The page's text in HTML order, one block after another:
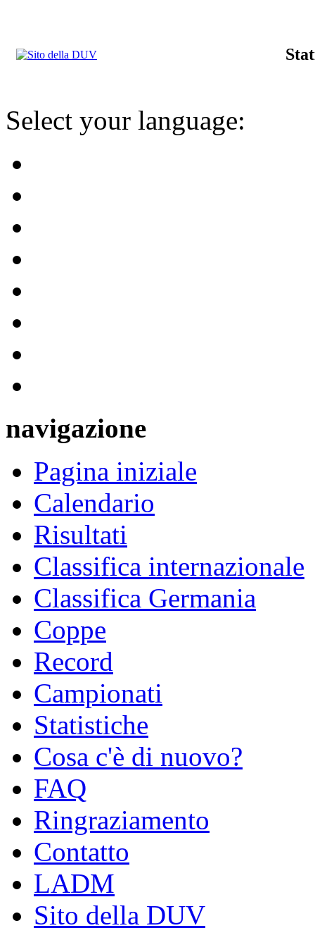
Select your language:
navigazione
Pagina iniziale
Calendario
Risultati
Classifica internazionale
Classifica Germania
Coppe
Record
Campionati
Statistiche
Cosa c'è di nuovo?
FAQ
Ringraziamento
Contatto
LADM
Sito della DUV